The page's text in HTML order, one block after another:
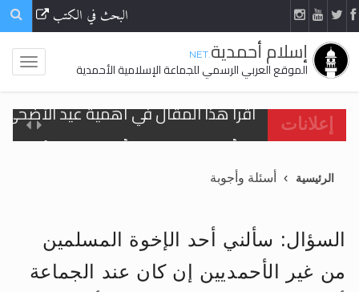
البحث في الكتب
إسلام أحمدية.NET
الموقع العربي الرسمي للجماعة الإسلامية الأحمدية
إعلانات
اقرأ هذا المقال في أهمية عيد
تعميم هامّ لأفراد الجماعة >> المزيد
تعميم هامّ لأفراد الجماعة >> المزيد
الرئيسية أسئلة وأجوبة
السؤال: سألني أحد الإخوة المسلمين
من غير الأحمديين إن كان عند الجماعة